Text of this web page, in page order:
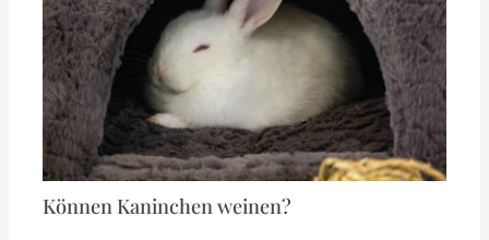
Können Kaninchen weinen?